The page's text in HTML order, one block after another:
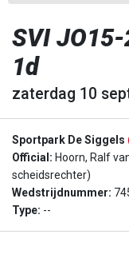
SVI
1d
zaterdag 10
Sportpark De Siggels
Official: Hoorn, Ralf
scheidsrechter)
Wedstrijdnummer:
Type: --